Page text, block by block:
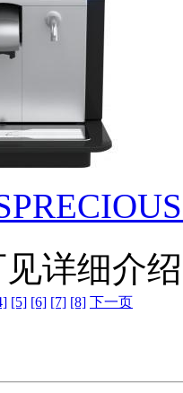
详细介绍
[5] [6] [7] [8] 下一页